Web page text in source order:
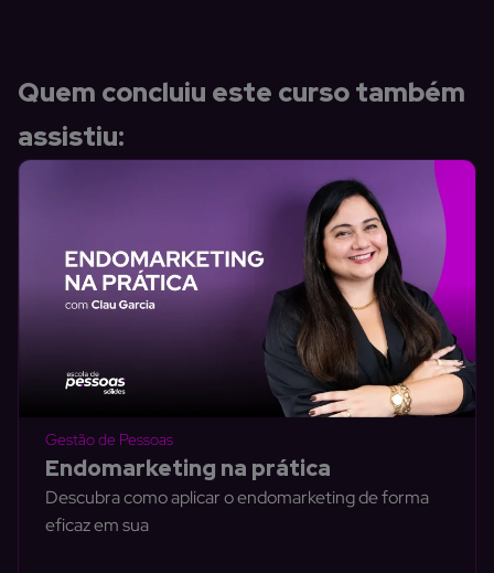
Quem concluiu este curso também
assistiu:
Gestão de Pessoas
Endomarketing na prática
Descubra como aplicar o endomarketing de forma
eficaz em sua